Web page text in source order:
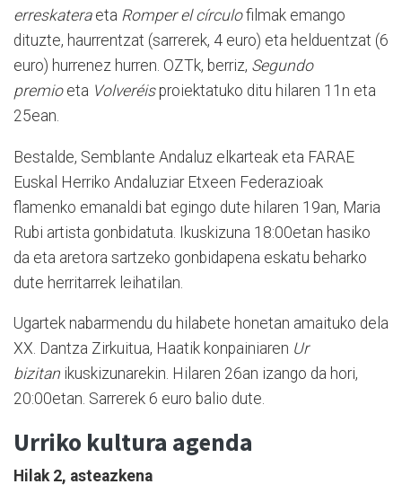
erreskatera eta Romper el círculofilmak emango
dituzte, haurrentzat (sarrerek, 4 euro) eta helduentzat (6
euro) hurrenez hurren. OZTk, berriz, Segundo
premio eta Volveréisproiektatuko ditu hilaren 11n eta
25ean.
Bestalde, Semblante Andaluz elkarteak eta FARAE
Euskal Herriko Andaluziar Etxeen Federazioak
flamenko emanaldi bat egingo dute hilaren 19an, Maria
Rubi artista gonbidatuta. Ikuskizuna 18:00etan hasiko
da eta aretora sartzeko gonbidapena eskatu beharko
dute herritarrek leihatilan.
Ugartek nabarmendu du hilabete honetan amaituko dela
XX. Dantza Zirkuitua, Haatik konpainiaren Ur
bizitan ikuskizunarekin. Hilaren 26an izango da hori,
20:00etan. Sarrerek 6 euro balio dute.
Urriko kultura agenda
Hilak 2, asteazkena